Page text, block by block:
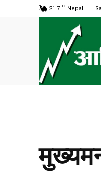
21.7 C Nepal